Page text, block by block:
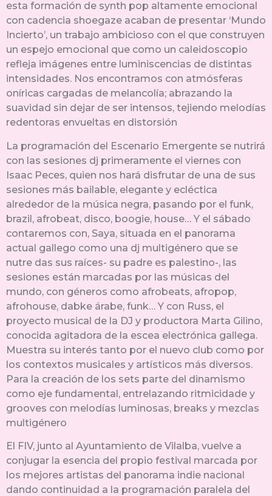
esta formación de synth pop altamente emocional
con cadencia shoegaze acaban de presentar ‘Mundo
Incierto’, un trabajo ambicioso con el que construyen
un espejo emocional que como un caleidoscopio
refleja imágenes entre luminiscencias de distintas
intensidades. Nos encontramos con atmósferas
oníricas cargadas de melancolía; abrazando la
suavidad sin dejar de ser intensos, tejiendo melodías
redentoras envueltas en distorsión
La programación del Escenario Emergente se nutrirá
con las sesiones dj primeramente el viernes con
Isaac Peces, quien nos hará disfrutar de una de sus
sesiones más bailable, elegante y ecléctica
alrededor de la música negra, pasando por el funk,
brazil, afrobeat, disco, boogie, house… Y el sábado
contaremos con, Saya, situada en el panorama
actual gallego como una dj multigénero que se
nutre das sus raíces- su padre es palestino-, las
sesiones están marcadas por las músicas del
mundo, con géneros como afrobeats, afropop,
afrohouse, dabke árabe, funk… Y con Russ, el
proyecto musical de la DJ y productora Marta Gilino,
conocida agitadora de la escea electrónica gallega.
Muestra su interés tanto por el nuevo club como por
los contextos musicales y artísticos más diversos.
Para la creación de los sets parte del dinamismo
como eje fundamental, entrelazando ritmicidade y
grooves con melodías luminosas, breaks y mezclas
multigénero
El FIV, junto al Ayuntamiento de Vilalba, vuelve a
conjugar la esencia del propio festival marcada por
los mejores artistas del panorama indie nacional
dando continuidad a la programación paralela del